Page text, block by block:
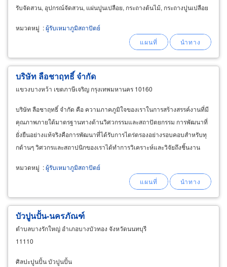
รับจัดสวน, อุปกรณ์จัดสวน, แผ่นปูนเปลือย, กระถางต้นไม้, กระถางปูนเปลือย
หมวดหมู่ :ผู้รับเหมาภูมิสถาปัตย์
บริษัท ลือชาฤทธิ์ จำกัด
แขวงบางหว้า เขตภาษีเจริญ กรุงเทพมหานคร 10160
บริษัท ลือชาฤทธิ์ จำกัด คือ ความภาคภูมิใจของเราในการสร้างสรรค์งานที่มี
คุณภาพภายใต้มาตรฐานทางด้านวิศวกรรมและสถาปัตยกรรม การพัฒนาที่
ยั่งยืนอย่างแท้จริงคือการพัฒนาที่ได้รับการไตร่ตรองอย่างรอบคอบสำหรับทุ
กด้านๆ วิศวกรและสถาปนิกของเราได้ทำการวิเคราะห์และวิจัยถึงชิ้นงาน
หมวดหมู่ :ผู้รับเหมาภูมิสถาปัตย์
บัวปูนปั้น-นครภัณฑ์
ตำบลบางรักใหญ่ อำเภอบางบัวทอง จังหวัดนนทบุรี
11110
ศิลปะปูนปั้น บัวปูนปั้น